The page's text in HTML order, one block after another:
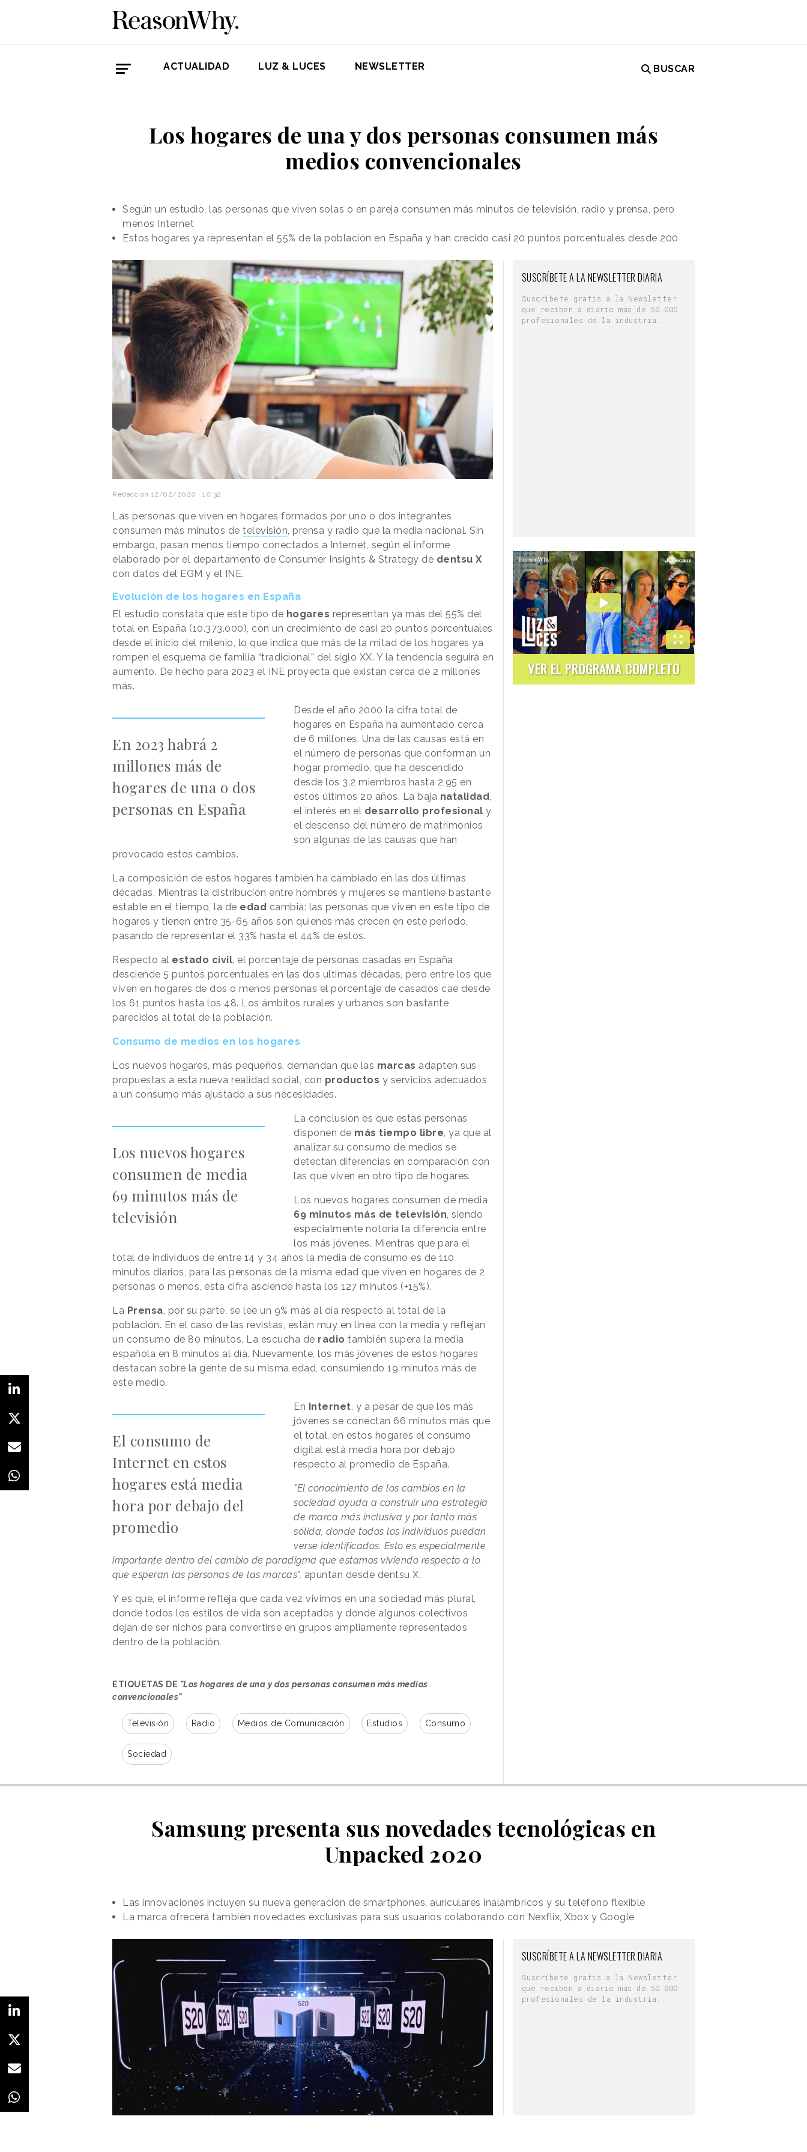
ACTUALIDAD LUZ & LUCES NEWSLETTER BUSCAR
Los hogares de una y dos personas consumen más
medios convencionales
Según un estudio, las personas que viven solas o en pareja consumen más minutos de televisión, radio y prensa, pero
menos Internet
Estos hogares ya representan el 55% de la población en España y han crecido casi 20 puntos porcentuales desde 200
Redacción 12/02/2020 · 10:32
Las personas que viven en hogares formados por uno o dos integrantes
consumen más minutos de televisión , prensa y radio que la media nacional. Sin
embargo, pasan menos tiempo conectados a Internet, según el informe
elaborado por el departamento de Consumer Insights & Strategy de dentsu X
con datos del EGM y el INE.
Evolución de los hogares en España
El estudio constata que este tipo de hogares representan ya más del 55% del
total en España (10.373.000), con un crecimiento de casi 20 puntos porcentuales
desde el inicio del milenio, lo que indica que más de la mitad de los hogares ya
rompen el esquema de familia “tradicional” del siglo XX. Y la tendencia seguirá en
aumento. De hecho para 2023 el INE proyecta que existan cerca de 2 millones
más.
En 2023 habrá 2
millones más de
hogares de una o dos
personas en España
Desde el año 2000 la cifra total de
hogares en España ha aumentado cerca
de 6 millones. Una de las causas está en
el número de personas que conforman un
hogar promedio, que ha descendido
desde los 3,2 miembros hasta 2,95 en
estos últimos 20 años. La baja natalidad
el interés en el desarrollo profesionaly
el descenso del número de matrimonios
son algunas de las causas que han
provocado estos cambios.
La composición de estos hogares también ha cambiado en las dos últimas
décadas. Mientras la distribución entre hombres y mujeres se mantiene bastante
estable en el tiempo, la de edad cambia: las personas que viven en este tipo de
hogares y tienen entre 35-65 años son quienes más crecen en este periodo,
pasando de representar el 33% hasta el 44% de estos.
Respecto al estado civil , el porcentaje de personas casadas en España
desciende 5 puntos porcentuales en las dos ultimas décadas, pero entre los que
viven en hogares de dos o menos personas el porcentaje de casados cae desde
los 61 puntos hasta los 48. Los ámbitos rurales y urbanos son bastante
parecidos al total de la población.
Consumo de medios en los hogares
Los nuevos hogares, más pequeños, demandan que las marcas adapten sus
propuestas a esta nueva realidad social, con productos y servicios adecuados
a un consumo más ajustado a sus necesidades.
Los nuevos hogares
consumen de media
69 minutos más de
televisión
La conclusión es que estas personas
disponen de más tiempo libre , ya que al
analizar su consumo de medios se
detectan diferencias en comparación con
las que viven en otro tipo de hogares.
Los nuevos hogares consumen de media
69 minutos más de televisión , siendo
especialmente notoria la diferencia entre
los más jóvenes. Mientras que para el
total de individuos de entre 14 y 34 años la media de consumo es de 110
minutos diarios, para las personas de la misma edad que viven en hogares de 2
personas o menos, esta cifra asciende hasta los 127 minutos (+15%).
La Prensa , por su parte, se lee un 9% más al día respecto al total de la
población. En el caso de las revistas, están muy en línea con la media y reflejan
un consumo de 80 minutos. La escucha de radio también supera la media
española en 8 minutos al día. Nuevamente, los más jóvenes de estos hogares
destacan sobre la gente de su misma edad, consumiendo 19 minutos más de
este medio.
El consumo de
Internet en estos
hogares está media
hora por debajo del
promedio
En Internet , y a pesar de que los más
jóvenes se conectan 66 minutos más que
el total, en estos hogares el consumo
digital está media hora por debajo
respecto al promedio de España.
"El conocimiento de los cambios en la
sociedad ayuda a construir una estrategia
de marca más inclusiva y por tanto más
sólida, donde todos los individuos puedan
verse identificados. Esto es especialmente
importante dentro del cambio de paradigma que estamos viviendo respecto a lo
que esperan las personas de las marcas", apuntan desde dentsu X.
Y es que, el informe refleja que cada vez vivimos en una sociedad más plural,
donde todos los estilos de vida son aceptados y donde algunos colectivos
dejan de ser nichos para convertirse en grupos ampliamente representados
dentro de la población.
ETIQUETAS DE "Los hogares de una y dos personas consumen más medios
convencionales"
Televisión Radio Medios de Comunicación Estudios Consumo
Sociedad
SUSCRÍBETE A LA NEWSLETTER DIARIA
Suscríbete gratis a la Newsletter
que reciben a diario más de 50.000
profesionales de la industria.
VER EL PROGRAMA COMPLETO
Samsung presenta sus novedades tecnológicas en
Unpacked 2020
Las innovaciones incluyen su nueva generación de smartphones, auriculares inalámbricos y su teléfono flexible
La marca ofrecerá también novedades exclusivas para sus usuarios colaborando con Nexflix, Xbox y Google
SUSCRÍBETE A LA NEWSLETTER DIARIA
Suscríbete gratis a la Newsletter
que reciben a diario más de 50.000
profesionales de la industria.